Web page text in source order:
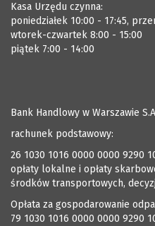
Kasa Urzędu czynna:
poniedziałek 10:00 - 17:45,
wtorek-czwartek 8:00 - 15:00
piątek 7:00 - 14:00
Bank Handlowy w Warszawie
rachunek podstawowy:
26 1030 1016 0000 0000 9290
opłaty lokalne i opłaty
środków transportowych,
Opłata za gospodarowanie
79 1030 1016 0000 0000 9290